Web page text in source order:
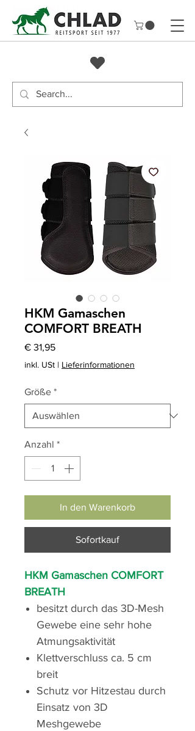
HKM Gamaschen
COMFORT BREATH
€ 31,95Preis
inkl. USt | Lieferinformationen
Größe *
Anzahl *
In den Warenkorb
Sofortkauf
HKM Gamaschen COMFORT
BREATH
besitzt durch das 3D-Mesh
Gewebe eine sehr hohe
Atmungsaktivität
Klettverschluss ca. 5 cm
breit
Schutz vor Hitzestau durch
Einsatz von 3D
Meshgewebe